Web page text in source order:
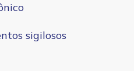
sigilosos